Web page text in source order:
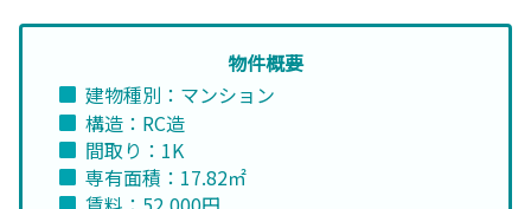
物件概要
建物種別：マンション
構造：RC造
間取り：1K
専有面積：17.82㎡